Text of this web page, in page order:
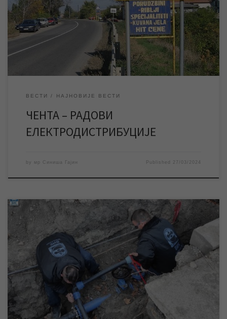
условити и прекид водоснабдевања у овом насељеном месту.
Према најавама Електродистрибуције Панчево за четвртак
28. марта планирани су радови због којих ће насељено место
Чента остати без електричне енергије у периоду од 9 до […]
ВЕСТИ НАЈНОВИЈЕ ВЕСТИ
ЧЕНТА – РАДОВИ
ЕЛЕКТРОДИСТРИБУЦИЈЕ
by мр Синиша Гајин Published 27/03/2024
У уторак се врше радови ЈКП „Водовод и канализација“ на
изради прикључака и повезивању објеката на новоизграђену
мрежу у Малој Америци, због чега ће доћи до прекида
водоснабдевања у овом градском насељу. У уторак 26. марта
настављају се радови ЈКП „Водовод и канализација“ Зрењанин
на изградњи прикључака који воде од […]